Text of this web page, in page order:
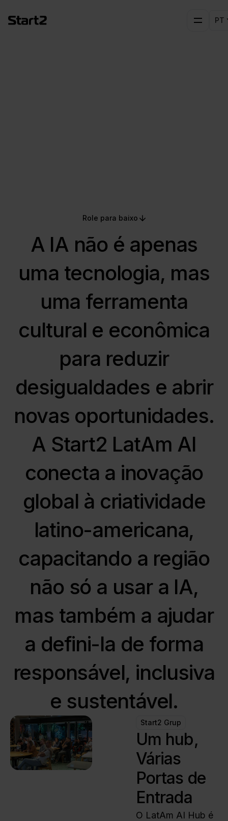
PT
Role para baixo
A IA não é apenas
uma tecnologia, mas
uma ferramenta
cultural e econômica
para reduzir
desigualdades e abrir
novas oportunidades.
A Start2 LatAm AI
conecta a inovação
global à criatividade
latino-americana,
capacitando a região
não só a usar a IA,
mas também a ajudar
a defini-la de forma
responsável, inclusiva
e sustentável.
Start2 Grup
Um hub,
Várias
Portas de
Entrada
O LatAm AI Hub é